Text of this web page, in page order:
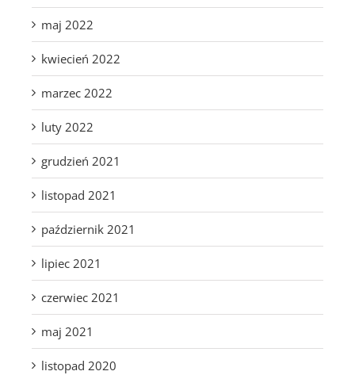
maj 2022
kwiecień 2022
marzec 2022
luty 2022
grudzień 2021
listopad 2021
październik 2021
lipiec 2021
czerwiec 2021
maj 2021
listopad 2020